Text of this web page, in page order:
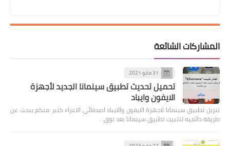
المشاركات الشائعة
31 مايو 2021
تحميل تحديث تطبيق سينمانا الجديد لأجهزة
الايفون وايباد
تنزيل تطبيق سينمانا لاجهزة الايفون والايباد اصدقائي الاعزاء كثير منكم يبحث عن
طريقة دائميه لتثبيت تطبيق سينمانا بعد توق…